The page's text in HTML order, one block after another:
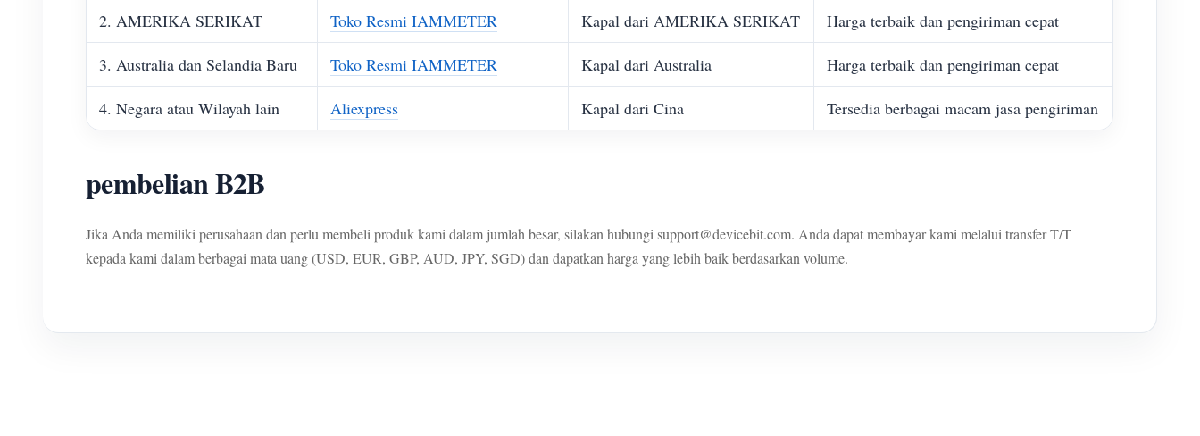
2. AMERIKA SERIKAT Toko Resmi IAMMETER Kapal dari AMERIKA SERIKAT Harga terbaik dan pengiriman cepat
3. Australia dan Selandia Baru Toko Resmi IAMMETER Kapal dari Australia Harga terbaik dan pengiriman cepat
4. Negara atau Wilayah lain Aliexpress Kapal dari Cina Tersedia berbagai macam jasa pengiriman
pembelian B2B
Jika Anda memiliki perusahaan dan perlu membeli produk kami dalam jumlah besar, silakan hubungi support@devicebit.com. Anda dapat membayar kami melalui transfer T/T
kepada kami dalam berbagai mata uang (USD, EUR, GBP, AUD, JPY, SGD) dan dapatkan harga yang lebih baik berdasarkan volume.